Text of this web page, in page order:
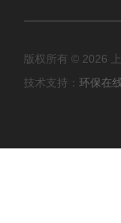
版权所有 © 2026
技术支持： 环保在